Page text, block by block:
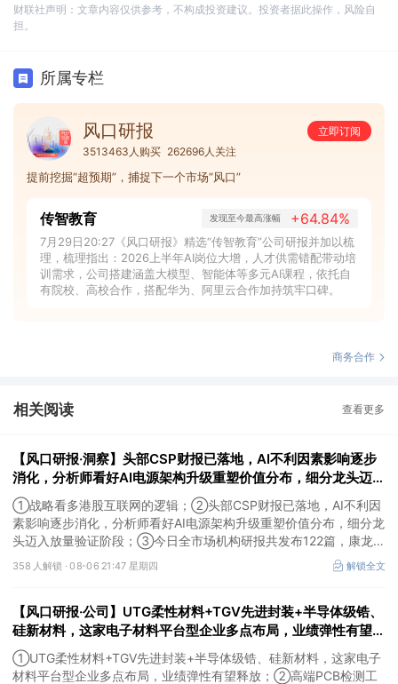
财联社声明：文章内容仅供参考，不构成投资建议。投资者据此操作，风险自
担。
所属专栏
风口研报
立即订阅
3513463人购买 262696人关注
提前挖掘“超预期”，捕捉下一个市场“风口”
传智教育 发现至今最高涨幅 +64.84%
7月29日20:27《风口研报》精选“传智教育”公司研报并加以梳
理，梳理指出：2026上半年AI岗位大增，人才供需错配带动培
训需求，公司搭建涵盖大模型、智能体等多元AI课程，依托自
有院校、高校合作，搭配华为、阿里云合作加持筑牢口碑。
商务合作
相关阅读 查看更多
【风口研报·洞察】头部CSP财报已落地，AI不利因素影响逐步
消化，分析师看好AI电源架构升级重塑价值分布，细分龙头迈入
放量验证阶段；战略看多港股互联网的逻辑
①战略看多港股互联网的逻辑；②头部CSP财报已落地，AI不利因
素影响逐步消化，分析师看好AI电源架构升级重塑价值分布，细分龙
头迈入放量验证阶段；③今日全市场机构研报共发布122篇，康龙化
成、江淮汽车评级得到上调，9家公司获得首度覆盖，其中乔锋智能
获新财富分析师深度覆盖；④在个股机构关注度排行中，华峰化学
健盛集团。
358 人解锁 ·08-06 21:47 星期四 解锁全文
【风口研报·公司】UTG柔性材料+TGV先进封装+半导体级锆、
硅新材料，这家电子材料平台型企业多点布局，业绩弹性有望释
放；高端PCB检测工位增加、设备升级，这家公司3D AOI产品
从选配变为标配
①UTG柔性材料+TGV先进封装+半导体级锆、硅新材料，这家电子
材料平台型企业多点布局，业绩弹性有望释放；②高端PCB检测工